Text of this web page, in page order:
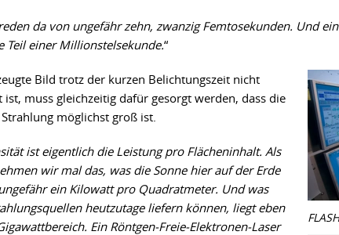
da von ungefähr zehn, zwanzig Femtosekunden. Und
Teil einer Millionstelsekunde.“
Bild trotz der kurzen Belichtungszeit nicht
muss gleichzeitig dafür gesorgt werden, dass die
möglichst groß ist.
ist eigentlich die Leistung pro Flächeninhalt. Als
wir mal das, was die Sonne hier auf der Erde
ein Kilowatt pro Quadratmeter. Und was
heutzutage liefern können, liegt eben
Ein Röntgen-Freie-Elektronen-Laser